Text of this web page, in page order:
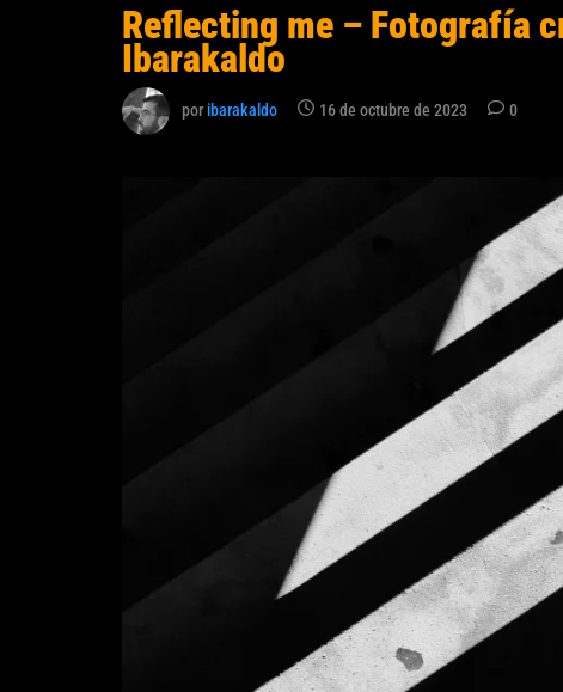
Reflecting me – Fotografía
Ibarakaldo
poribarakaldo 16 de octubre de 2023 0